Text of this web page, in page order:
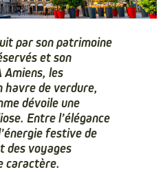
par son patrimoine
et son
Amiens, les
de verdure,
dévoile une
Entre l’élégance
festive de
des voyages
caractère.